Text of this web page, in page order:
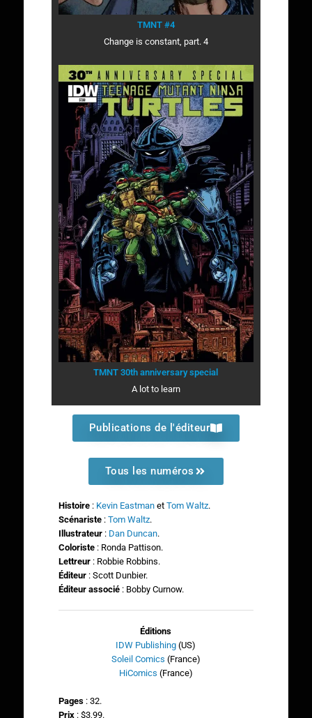
TMNT #4
Change is constant, part. 4
TMNT 30th anniversary special
A lot to learn
Publications de l'éditeur
Tous les numéros
Histoire: Kevin Eastmanet Tom Waltz.
Scénariste: Tom Waltz.
Illustrateur: Dan Duncan.
Coloriste: Ronda Pattison.
Lettreur: Robbie Robbins.
Éditeur: Scott Dunbier.
Éditeur associé: Bobby Curnow.
Éditions
IDW Publishing (US)
Soleil Comics (France)
HiComics (France)
Pages: 32.
Prix: $3,99.